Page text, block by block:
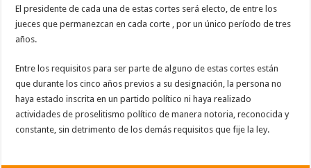
El presidente de cada una de estas cortes será electo, de entre los
jueces que permanezcan en cada corte , por un único período de tres
años.
Entre los requisitos para ser parte de alguno de estas cortes están
que durante los cinco años previos a su designación, la persona no
haya estado inscrita en un partido político ni haya realizado
actividades de proselitismo político de manera notoria, reconocida y
constante, sin detrimento de los demás requisitos que fije la ley.